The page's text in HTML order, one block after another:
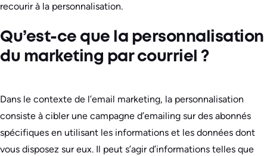
recourir à la personnalisation.
Qu’est-ce que la personnalisation
du marketing par courriel ?
Dans le contexte de l’email marketing, la personnalisation
consiste à cibler une campagne d’emailing sur des abonnés
spécifiques en utilisant les informations et les données dont
vous disposez sur eux. Il peut s’agir d’informations telles que